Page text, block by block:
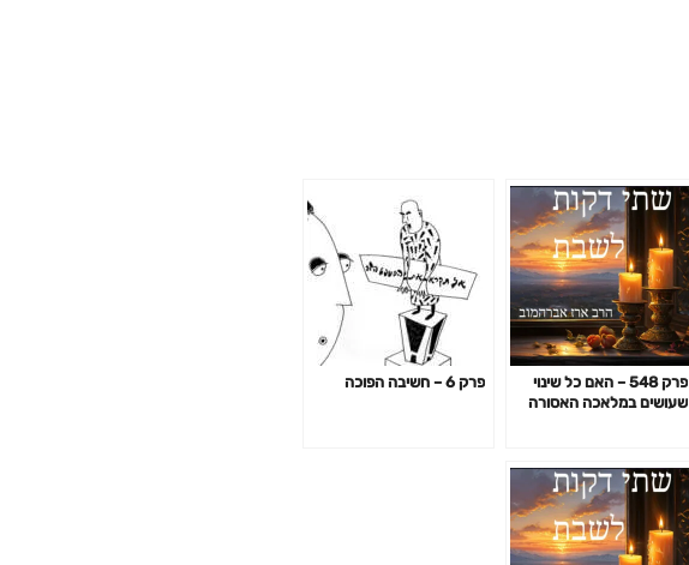
פרק 548 – האם כל שינוי
שעושים במלאכה האסורה
פרק 6 – חשיבה הפוכה